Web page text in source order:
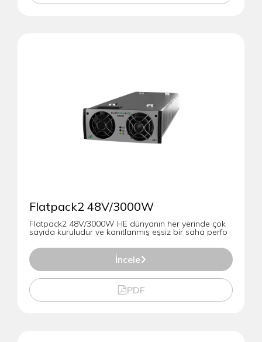
Flatpack2 48V/3000W
Flatpack2 48V/3000W HE dünyanın her yerinde çok
sayıda kuruludur ve kanıtlanmış eşsiz bir saha perfo
İncele
PDF